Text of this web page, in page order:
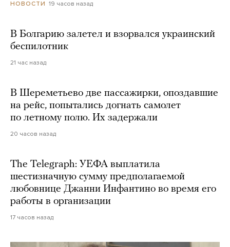
НОВОСТИ 19 часов назад
В Болгарию залетел и взорвался украинский
беспилотник
21 час назад
В Шереметьево две пассажирки, опоздавшие
на рейс, попытались догнать самолет
по летному полю. Их задержали
20 часов назад
The Telegraph: УЕФА выплатила
шестизначную сумму предполагаемой
любовнице Джанни Инфантино во время его
работы в организации
17 часов назад